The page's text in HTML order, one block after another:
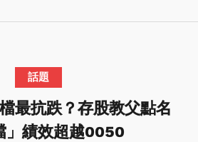
話題
最抗跌？存股教父點名
」績效超越0050